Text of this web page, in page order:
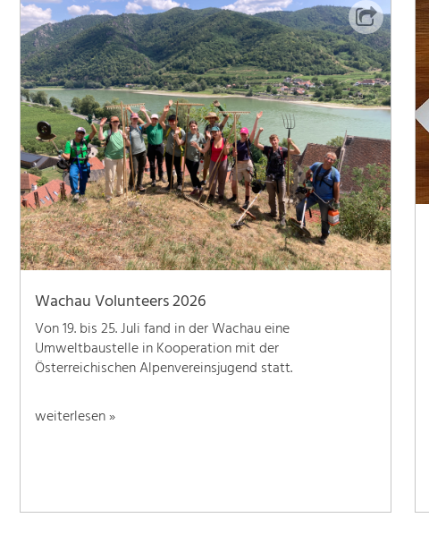
Wachau Volunteers 2026
Von 19. bis 25. Juli fand in der Wachau eine
Umweltbaustelle in Kooperation mit der
Österreichischen Alpenvereinsjugend statt.
weiterlesen »